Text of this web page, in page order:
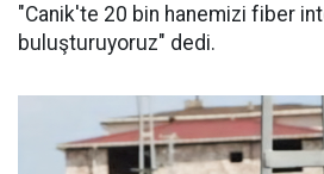
"Canik'te 20 bin hanemizi fiber
buluşturuyoruz" dedi.